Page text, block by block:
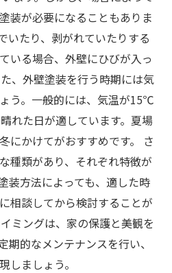
装が必要になることもありま
いたり、剥がれていたりする
いる場合、外壁にひびが入っ
、外壁塗装を行う時期には気
う。一般的には、気温が15℃
れた日が適しています。夏場
にかけてがおすすめです。 さ
種類があり、それぞれ特徴が
装方法によっても、適した時
相談してから検討することが
ミングは、家の保護と美観を
期的なメンテナンスを行い、
しましょう。